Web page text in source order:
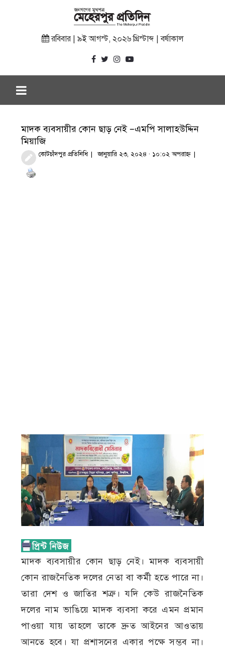
রবিবার | ৯ই আগস্ট, ২০২৬ খ্রিস্টাব্দ | বর্ষাকাল
মাদক ব্যবসায়ীর কোন ছাড় নেই –এমপি সালাহউদ্দিন
মিয়াজি
কোটচাঁদপুর প্রতিনিধি জানুয়ারি ২৩, ২০২৪ · ১০:০২ অপরাহ্ণ
মাদক ব্যবসায়ীর কোন ছাড় নেই। মাদক ব্যবসায়ী
কোন রাজনৈতিক দলের নেতা বা কর্মী হতে পারে না।
তারা দেশ ও জাতির শত্রু। যদি কেউ রাজনৈতিক
দলের নাম ভাঙিয়ে মাদক ব্যবসা করে এমন প্রমান
পাওয়া যায় তাহলে তাকে দ্রুত আইনের আওতায়
আনতে হবে। যা প্রশাসনের একার পক্ষে সম্ভব না।